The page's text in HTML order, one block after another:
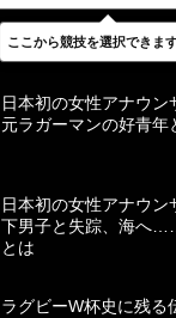
最新 24時間
日本初の女性アナウ
元ラガーマンの好青年
日本初の女性アナウ
下男子と失踪、海へ
とは
ラグビーW杯史に残る
ここから競技を選択できま